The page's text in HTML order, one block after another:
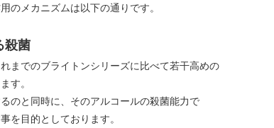
のメカニズムは以下の通りです。
殺菌
までのブライトンシリーズに比べて若干高めの
す。
のと同時に、そのアルコールの殺菌能力で
を目的としております。